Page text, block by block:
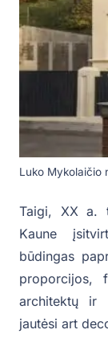
Luko Mykolaičio
Taigi, XX a.
Kaune
būdingas
proporcijos,
architektų ir
jautėsi art